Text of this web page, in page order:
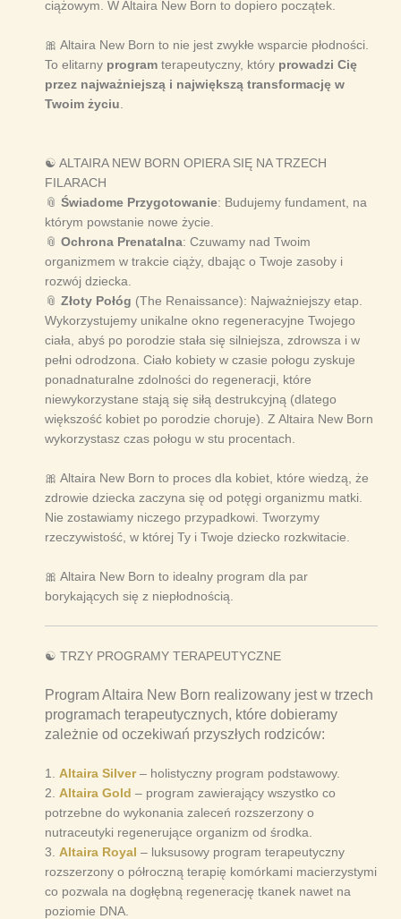
ciążowym. W Altaira New Born to dopiero początek.
🎀 Altaira New Born to nie jest zwykłe wsparcie płodności.
To elitarny program terapeutyczny, który prowadzi Cię
przez najważniejszą i największą transformację w
Twoim życiu.
☯️ ALTAIRA NEW BORN OPIERA SIĘ NA TRZECH
FILARACH
📎 Świadome Przygotowanie: Budujemy fundament, na
którym powstanie nowe życie.
📎 Ochrona Prenatalna: Czuwamy nad Twoim
organizmem w trakcie ciąży, dbając o Twoje zasoby i
rozwój dziecka.
📎 Złoty Połóg (The Renaissance): Najważniejszy etap.
Wykorzystujemy unikalne okno regeneracyjne Twojego
ciała, abyś po porodzie stała się silniejsza, zdrowsza i w
pełni odrodzona. Ciało kobiety w czasie połogu zyskuje
ponadnaturalne zdolności do regeneracji, które
niewykorzystane stają się siłą destrukcyjną (dlatego
większość kobiet po porodzie choruje). Z Altaira New Born
wykorzystasz czas połogu w stu procentach.
🎀 Altaira New Born to proces dla kobiet, które wiedzą, że
zdrowie dziecka zaczyna się od potęgi organizmu matki.
Nie zostawiamy niczego przypadkowi. Tworzymy
rzeczywistość, w której Ty i Twoje dziecko rozkwitacie.
🎀 Altaira New Born to idealny program dla par
borykających się z niepłodnością.
☯️ TRZY PROGRAMY TERAPEUTYCZNE
Program Altaira New Born realizowany jest w trzech
programach terapeutycznych, które dobieramy
zależnie od oczekiwań przyszłych rodziców:
1. Altaira Silver– holistyczny program podstawowy.
2. Altaira Gold – program zawierający wszystko co
potrzebne do wykonania zaleceń rozszerzony o
nutraceutyki regenerujące organizm od środka.
3. Altaira Royal – luksusowy program terapeutyczny
rozszerzony o półroczną terapię komórkami macierzystymi
co pozwala na dogłębną regenerację tkanek nawet na
poziomie DNA.